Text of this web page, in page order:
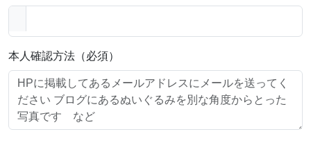
本人確認方法（必須）